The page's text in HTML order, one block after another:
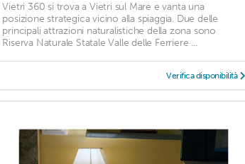
Vietri 360 si trova a Vietri sul Mare e vanta una
posizione strategica vicino alla spiaggia. Due delle
principali attrazioni naturalistiche della zona sono
Riserva Naturale Statale Valle delle Ferriere ...
Verifica disponibilità